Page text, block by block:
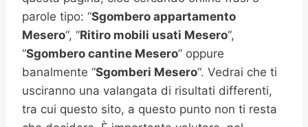
parole tipo: “Sgombero appartamento
Mesero“, “Ritiro mobili usati Mesero“,
“Sgombero cantine Mesero” oppure
banalmente “Sgomberi Mesero“. Vedrai che ti
usciranno una valangata di risultati differenti,
tra cui questo sito, a questo punto non ti resta